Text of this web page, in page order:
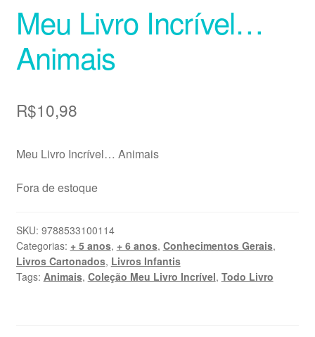
Meu Livro Incrível…
Animais
R$10,98
Meu Livro Incrível… Animais
Fora de estoque
SKU: 9788533100114
Categorias: + 5 anos, + 6 anos, Conhecimentos Gerais,
Livros Cartonados, Livros Infantis
Tags: Animais, Coleção Meu Livro Incrível, Todo Livro